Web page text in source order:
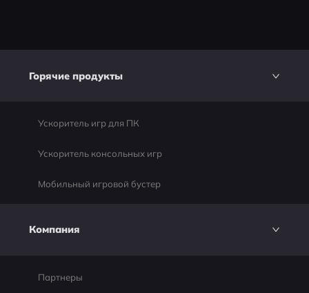
Горячие продукты
Ускоритель игр для ПК
Ускоритель консольных игр
Мобильный игровой бустер
Компания
Партнеры